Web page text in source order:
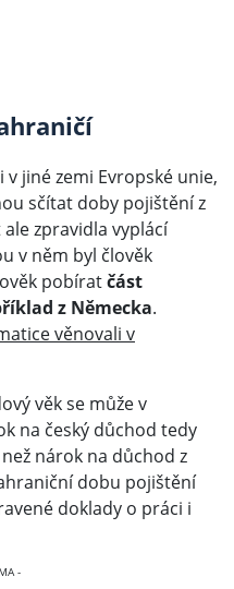
jiné zemi Evropské unie,
sčítat doby pojištění z
zpravidla vyplácí
v něm byl člověk
pobíratčást
z Německa.
věnovali v
věk se může v
na český důchod tedy
nárok na důchod z
dobu pojištění
doklady o práci i